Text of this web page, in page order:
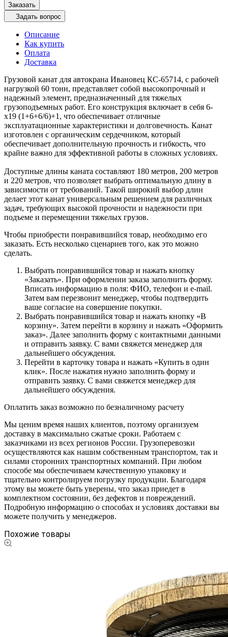
Заказать
Задать вопрос
Описание
Как купить
Оплата
Доставка
Грузовой канат для автокрана Ивановец КС-65714, с рабочей
нагрузкой 60 тонн, представляет собой высокопрочный и
надежный элемент, предназначенный для тяжелых
грузоподъемных работ. Его конструкция включает в себя 6-
х19 (1+6+6/6)+1, что обеспечивает отличные
эксплуатационные характеристики и долговечность. Канат
изготовлен с органическим сердечником, который
обеспечивает дополнительную прочность и гибкость, что
крайне важно для эффективной работы в сложных условиях.
Доступные длины каната составляют 180 метров, 200 метров
и 220 метров, что позволяет выбрать оптимальную длину в
зависимости от требований. Такой широкий выбор длин
делает этот канат универсальным решением для различных
задач, требующих высокой прочности и надежности при
подъеме и перемещении тяжелых грузов.
Чтобы приобрести понравившийся товар, необходимо его
заказать. Есть несколько сценариев того, как это можно
сделать.
Выбрать понравившийся товар и нажать кнопку
«Заказать». При оформлении заказа заполнить форму.
Вписать информацию в поля: ФИО, телефон и e-mail.
Затем вам перезвонит менеджер, чтобы подтвердить
ваше согласие на совершение покупки.
Выбрать понравившийся товар и нажать кнопку «В
корзину». Затем перейти в корзину и нажать «Оформить
заказ». Далее заполнить форму с контактными данными
и отправить заявку. С вами свяжется менеджер для
дальнейшего обсуждения.
Перейти в карточку товара и нажать «Купить в один
клик». После нажатия нужно заполнить форму и
отправить заявку. С вами свяжется менеджер для
дальнейшего обсуждения.
Оплатить заказ возможно по безналичному расчету
Мы ценим время наших клиентов, поэтому организуем
доставку в максимально сжатые сроки. Работаем с
заказчиками из всех регионов России. Грузоперевозки
осуществляются как нашим собственным транспортом, так и
силами сторонних транспортных компаний. При любом
способе мы обеспечиваем качественную упаковку и
тщательно контролируем погрузку продукции. Благодаря
этому вы можете быть уверены, что заказ приедет в
комплектном состоянии, без дефектов и повреждений.
Подробную информацию о способах и условиях доставки вы
можете получить у менеджеров.
Похожие товары